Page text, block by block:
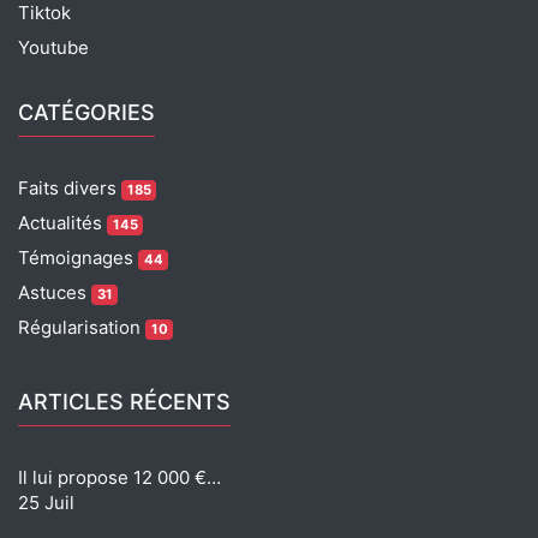
Tiktok
Youtube
CATÉGORIES
Faits divers 185
Actualités 145
Témoignages 44
Astuces 31
Régularisation 10
ARTICLES RÉCENTS
Il lui propose 12 000 €…
25 Juil